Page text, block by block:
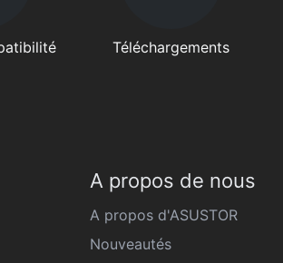
Téléchargements
A propos de nous
A propos d'ASUSTOR
Nouveautés